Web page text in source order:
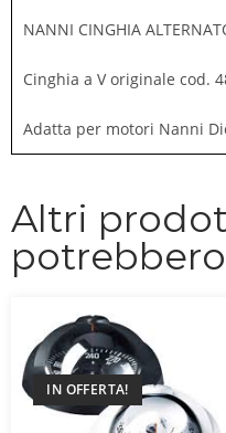
NANNI CINGHIA
Cinghia a V originale cod.
Adatta per motori Nanni
Altri
IN OFFERTA!